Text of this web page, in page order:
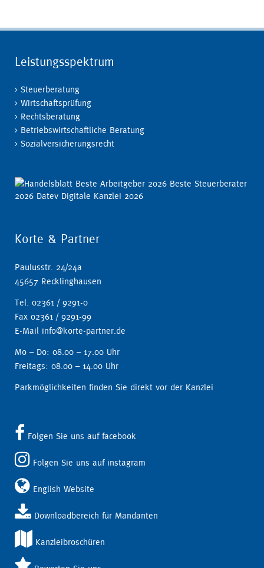
Leistungsspektrum
Steuerberatung
Wirtschaftsprüfung
Rechtsberatung
Betriebswirtschaftliche Beratung
Sozialversicherungsrecht
Korte & Partner
Paulusstr. 24/24a
45657 Recklinghausen
Tel. 02361 / 9291-0
Fax 02361 / 9291-99
E-Mail info@korte-partner.de
Mo – Do: 08.00 – 17.00 Uhr
Freitags: 08.00 – 14.00 Uhr
Parkmöglichkeiten finden Sie direkt vor der Kanzlei
Folgen Sie uns auf facebook
Folgen Sie uns auf instagram
English Website
Downloadbereich für Mandanten
Kanzleibroschüren